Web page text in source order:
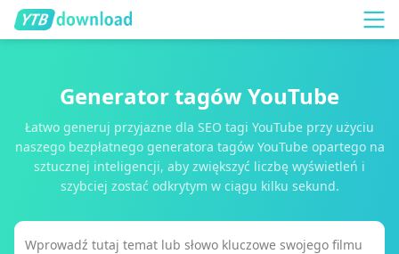
Generator tagów YouTube
Łatwo generuj przyjazne dla SEO tagi YouTube przy użyciu
naszego bezpłatnego generatora tagów YouTube opartego na
sztucznej inteligencji, aby zwiększyć liczbę wyświetleń i
szybciej zostać odkrytym w ciągu kilku sekund.